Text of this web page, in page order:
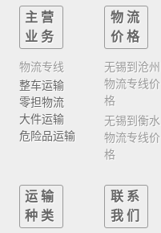
主营
业务
物流专线
整车运输
零担物流
大件运输
危险品运输
物流
价格
无锡到沧州
物流专线价
格
无锡到衡水
物流专线价
格
运输
种类
联系
我们